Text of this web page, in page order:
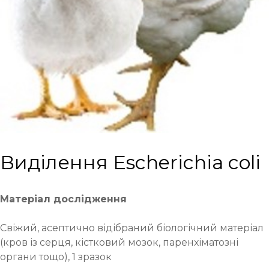
Виділення Escherichia coli
Матеріал дослідження
Свіжий, асептично відібраний біологічний матеріал
(кров із серця, кістковий мозок, паренхіматозні
органи тощо), 1 зразок